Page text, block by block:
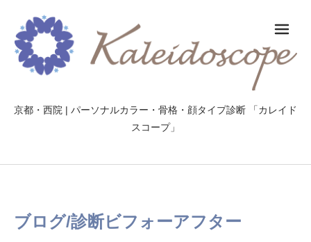
京都・西院 | パーソナルカラー・骨格・顔タイプ診断 「カレイド
スコープ」
ブログ/診断ビフォーアフター